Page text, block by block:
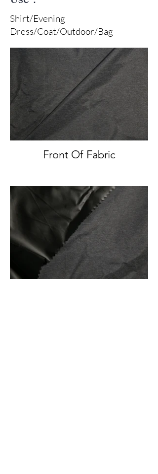
Shirt/Evening
Dress/Coat/Outdoor/Bag
Front Of Fabric